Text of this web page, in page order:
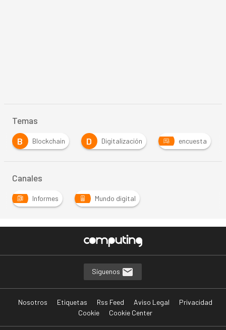
Temas
Blockchain D Digitalización encuesta
Canales
Informes Mundo digital
Síguenos
Nosotros Etiquetas Rss Feed Aviso Legal
Privacidad
Cookie
Cookie Center